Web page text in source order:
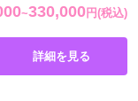
~330,000 円(税込)
詳細を見る